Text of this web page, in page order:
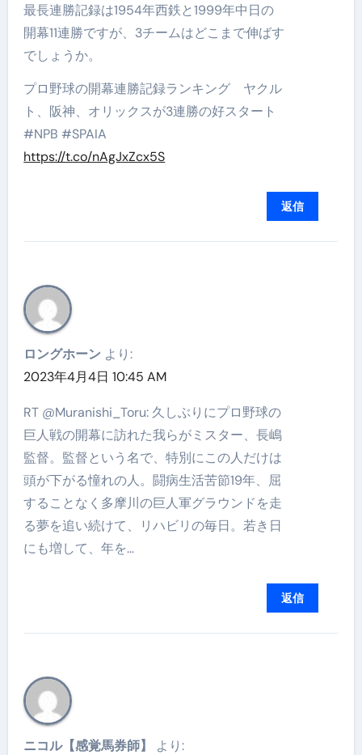
最長連勝記録は1954年西鉄と1999年中日の
開幕11連勝ですが、3チームはどこまで伸ばす
でしょうか。
プロ野球の開幕連勝記録ランキング ヤクル
ト、阪神、オリックスが3連勝の好スタート
#NPB #SPAIA
https://t.co/nAgJxZcx5S
返信
ロングホーン より:
2023年4月4日 10:45 AM
RT @Muranishi_Toru: 久しぶりにプロ野球の
巨人戦の開幕に訪れた我らがミスター、長嶋
監督。監督という名で、特別にこの人だけは
頭が下がる憧れの人。闘病生活苦節19年、屈
することなく多摩川の巨人軍グラウンドを走
る夢を追い続けて、リハビリの毎日。若き日
にも増して、年を…
返信
ニコル【感覚馬券師】
より: